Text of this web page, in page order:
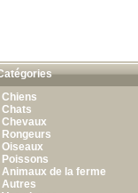
Chiens
Chats
Chevaux
Rongeurs
Oiseaux
Poissons
Animaux de la ferme
Autres